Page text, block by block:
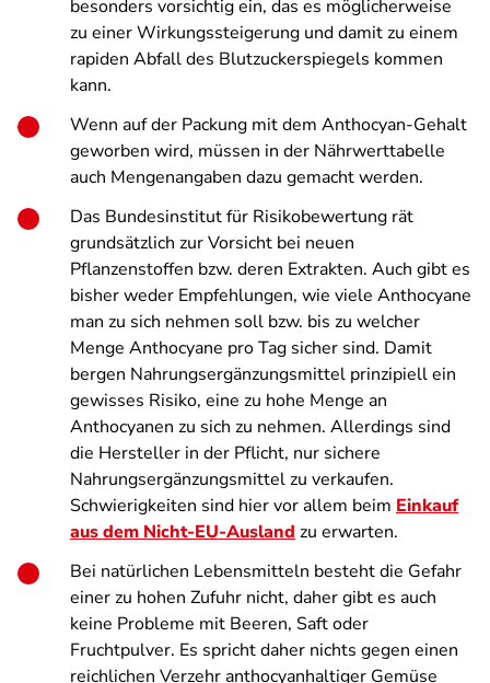
besonders vorsichtig ein, das es möglicherweise
zu einer Wirkungssteigerung und damit zu einem
rapiden Abfall des Blutzuckerspiegels kommen
kann.
Wenn auf der Packung mit dem Anthocyan-Gehalt
geworben wird, müssen in der Nährwerttabelle
auch Mengenangaben dazu gemacht werden.
Das Bundesinstitut für Risikobewertung rät
grundsätzlich zur Vorsicht bei neuen
Pflanzenstoffen bzw. deren Extrakten. Auch gibt es
bisher weder Empfehlungen, wie viele Anthocyane
man zu sich nehmen soll bzw. bis zu welcher
Menge Anthocyane pro Tag sicher sind. Damit
bergen Nahrungsergänzungsmittel prinzipiell ein
gewisses Risiko, eine zu hohe Menge an
Anthocyanen zu sich zu nehmen. Allerdings sind
die Hersteller in der Pflicht, nur sichere
Nahrungsergänzungsmittel zu verkaufen.
Schwierigkeiten sind hier vor allem beim Einkauf
aus dem Nicht-EU-Ausland zu erwarten.
Bei natürlichen Lebensmitteln besteht die Gefahr
einer zu hohen Zufuhr nicht, daher gibt es auch
keine Probleme mit Beeren, Saft oder
Fruchtpulver. Es spricht daher nichts gegen einen
reichlichen Verzehr anthocyanhaltiger Gemüse